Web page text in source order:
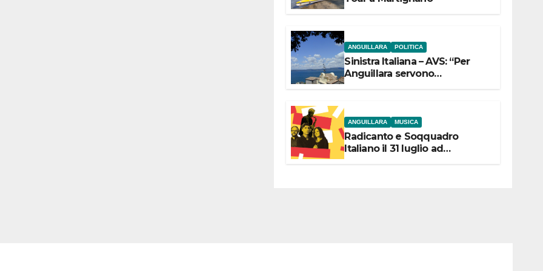
ANGUILLARA POLITICA
Sinistra Italiana – AVS: “Per
Anguillara servono
ANGUILLARA MUSICA
Radicanto e Soqquadro
Italiano il 31 luglio ad